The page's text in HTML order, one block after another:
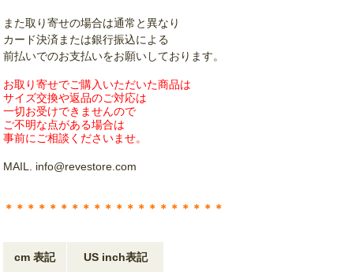
また取り寄せの場合は通常と異なり
カード決済または銀行振込による
前払いでのお支払いをお願いしております。
お取り寄せでご購入いただいた商品は
サイズ交換や返品のご対応は
一切お受けできませんので
ご不明な点がある場合は
事前にご相談くださいませ。
MAIL. info@revestore.com
＊＊＊＊＊＊＊＊＊＊＊＊＊＊＊＊＊＊＊＊
cm 表記 US inch表記